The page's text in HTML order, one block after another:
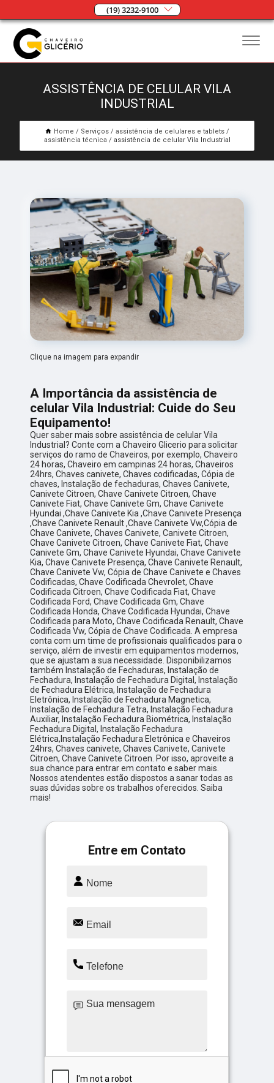
(19) 3232-9100
ASSISTÊNCIA DE CELULAR VILA
INDUSTRIAL
Home Serviços
assistência de celulares e tablets
assistência técnica
assistência de celular Vila Industrial
Clique na imagem para expandir
A Importância da assistência de
celular Vila Industrial: Cuide do Seu
Equipamento!
Quer saber mais sobre assistência de celular Vila
Industrial? Conte com a Chaveiro Glicerio para solicitar
serviços do ramo de Chaveiros, por exemplo, Chaveiro
24 horas, Chaveiro em campinas 24 horas, Chaveiros
24hrs, Chaves canivete, Chaves codificadas, Cópia de
chaves, Instalação de fechaduras, Chaves Canivete,
Canivete Citroen, Chave Canivete Citroen, Chave
Canivete Fiat, Chave Canivete Gm, Chave Canivete
Hyundai ,Chave Canivete Kia ,Chave Canivete Presença
,Chave Canivete Renault ,Chave Canivete Vw,Cópia de
Chave Canivete, Chaves Canivete, Canivete Citroen,
Chave Canivete Citroen, Chave Canivete Fiat, Chave
Canivete Gm, Chave Canivete Hyundai, Chave Canivete
Kia, Chave Canivete Presença, Chave Canivete Renault,
Chave Canivete Vw, Cópia de Chave Canivete e Chaves
Codificadas, Chave Codificada Chevrolet, Chave
Codificada Citroen, Chave Codificada Fiat, Chave
Codificada Ford, Chave Codificada Gm, Chave
Codificada Honda, Chave Codificada Hyundai, Chave
Codificada para Moto, Chave Codificada Renault, Chave
Codificada Vw, Cópia de Chave Codificada. A empresa
conta com um time de profissionais qualificados para o
serviço, além de investir em equipamentos modernos,
que se ajustam a sua necessidade. Disponibilizamos
também Instalação de Fechaduras, Instalação de
Fechadura, Instalação de Fechadura Digital, Instalação
de Fechadura Elétrica, Instalação de Fechadura
Eletrônica, Instalação de Fechadura Magnetica,
Instalação de Fechadura Tetra, Instalação Fechadura
Auxiliar, Instalação Fechadura Biométrica, Instalação
Fechadura Digital, Instalação Fechadura
Elétrica,Instalação Fechadura Eletrônica e Chaveiros
24hrs, Chaves canivete, Chaves Canivete, Canivete
Citroen, Chave Canivete Citroen. Por isso, aproveite a
sua chance para entrar em contato e saber mais.
Nossos atendentes estão dispostos a sanar todas as
suas dúvidas sobre os trabalhos oferecidos. Saiba
mais!
Entre em Contato